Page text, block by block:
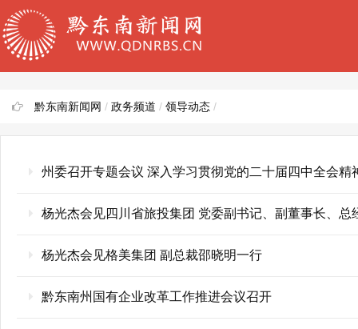
黔东南新闻网 / 政务频道 / 领导动态 /
州委召开专题会议 深入学习贯彻党的二十届四中全会精
杨光杰会见四川省旅投集团 党委副书记、副董事长、总
杨光杰会见格美集团 副总裁邵晓明一行
黔东南州国有企业改革工作推进会议召开